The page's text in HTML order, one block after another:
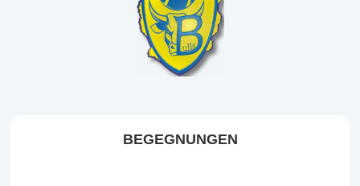
BEGEGNUNGEN